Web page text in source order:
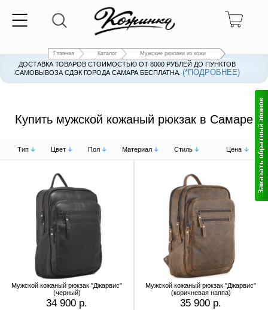
Главная Каталог Мужские рюкзаки из кожи
ДОСТАВКА ТОВАРОВ СТОИМОСТЬЮ ОТ 8000 РУБЛЕЙ ДО ПУНКТОВ
САМОВЫВОЗА СДЭК ГОРОДА САМАРА БЕСПЛАТНА. (*ПОДРОБНЕЕ)
Купить мужской кожаный рюкзак в Самаре
Тип Цвет Пол Материал Стиль Цена
Мужской кожаный рюкзак "Джарвис"
(черный)
34 900 р.
Мужской кожаный рюкзак "Джарвис"
(коричневая наппа)
35 900 р.